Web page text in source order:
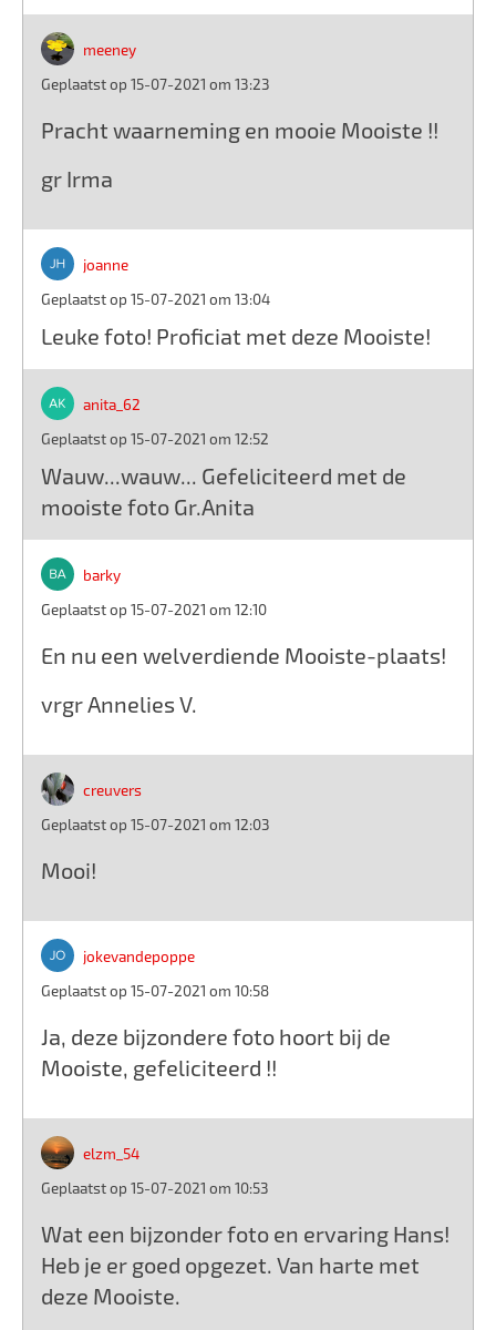
meeney
Geplaatst op 15-07-2021 om 13:23
Pracht waarneming en mooie Mooiste !!
gr Irma
joanne
Geplaatst op 15-07-2021 om 13:04
Leuke foto! Proficiat met deze Mooiste!
anita_62
Geplaatst op 15-07-2021 om 12:52
Wauw...wauw... Gefeliciteerd met de
mooiste foto Gr.Anita
barky
Geplaatst op 15-07-2021 om 12:10
En nu een welverdiende Mooiste-plaats!
vrgr Annelies V.
creuvers
Geplaatst op 15-07-2021 om 12:03
Mooi!
jokevandepoppe
Geplaatst op 15-07-2021 om 10:58
Ja, deze bijzondere foto hoort bij de
Mooiste, gefeliciteerd !!
elzm_54
Geplaatst op 15-07-2021 om 10:53
Wat een bijzonder foto en ervaring Hans!
Heb je er goed opgezet. Van harte met
deze Mooiste.